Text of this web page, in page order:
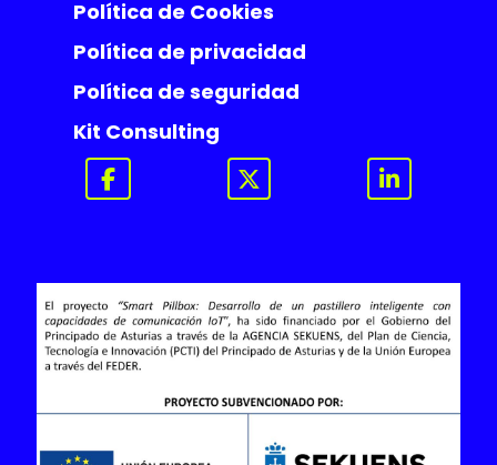
Política de Cookies
Política de privacidad
Política de seguridad
Kit Consulting